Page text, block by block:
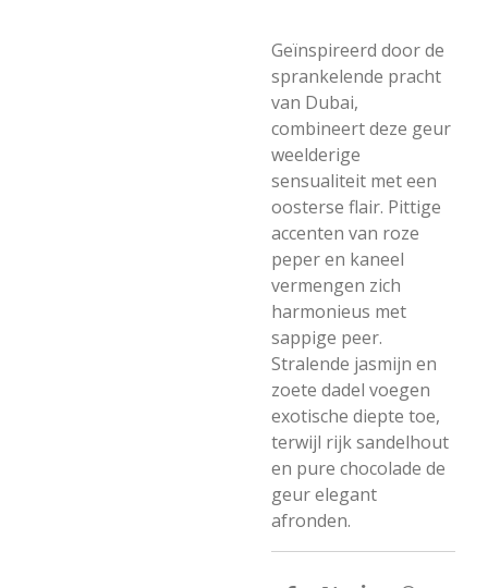
Geïnspireerd door de
sprankelende pracht
van Dubai,
combineert deze geur
weelderige
sensualiteit met een
oosterse flair. Pittige
accenten van roze
peper en kaneel
vermengen zich
harmonieus met
sappige peer.
Stralende jasmijn en
zoete dadel voegen
exotische diepte toe,
terwijl rijk sandelhout
en pure chocolade de
geur elegant
afronden.